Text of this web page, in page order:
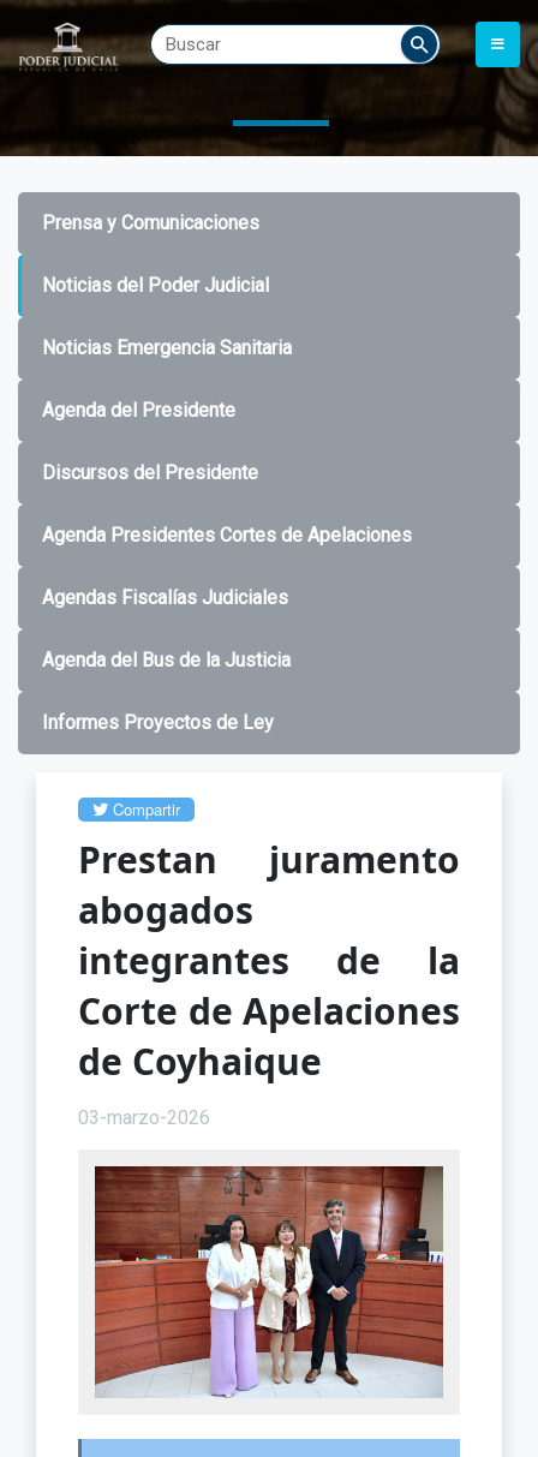
Prensa y Comunicaciones
Noticias del Poder Judicial
Noticias Emergencia Sanitaria
Agenda del Presidente
Discursos del Presidente
Agenda Presidentes Cortes de Apelaciones
Agendas Fiscalías Judiciales
Agenda del Bus de la Justicia
Informes Proyectos de Ley
Compartir
Prestan juramento
abogados
integrantes de la
Corte de Apelaciones
de Coyhaique
03-marzo-2026